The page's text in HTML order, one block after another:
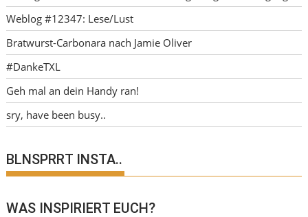
Weblog #12347: Lese/Lust
Bratwurst-Carbonara nach Jamie Oliver
#DankeTXL
Geh mal an dein Handy ran!
sry, have been busy..
BLNSPRRT INSTA..
WAS INSPIRIERT EUCH?